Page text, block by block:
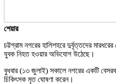
শেয়ার
চট্টগ্রাম নগরের হালিশহরে দুর্বৃত্তদের
যুবক নিহত হওয়ার অভিযোগ ‍উঠেছে।
বুধবার (১৩ জুলাই) সকালে নগরের একটি
চিকিৎসক মৃত ঘোষণা করেন।